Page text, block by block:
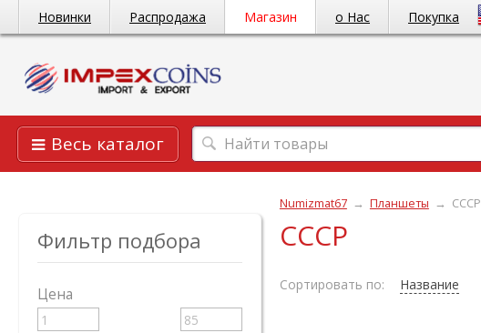
Новинки Распродажа Магазин о Нас Покупка
Весь каталог
Фильтр подбора
Цена
Numizmat67 → Планшеты → СССР
СССР
Сортировать по: Название